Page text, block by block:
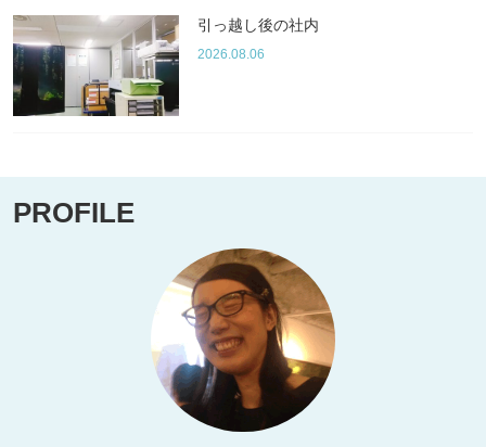
引っ越し後の社内
2026.08.06
PROFILE